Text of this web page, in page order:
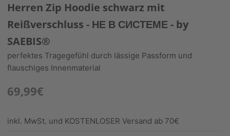
Herren Zip Hoodie schwarz mit
Reißverschluss - НЕ В СИСТЕМЕ - by
SAEBIS®
perfektes Tragegefühl durch lässige Passform und
flauschiges Innenmaterial
69,99€
inkl. MwSt. und KOSTENLOSER Versand ab 70€